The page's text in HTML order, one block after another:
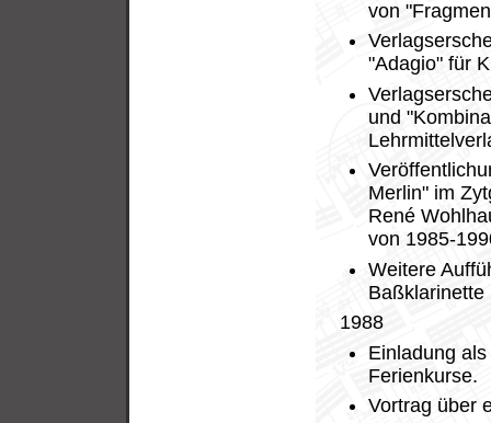
von
"Adagio" für
und
Merlin" im
René
von 1985-
Weitere
Baßklarinette
1988
Einladung
Ferienkurse.
Vortrag über